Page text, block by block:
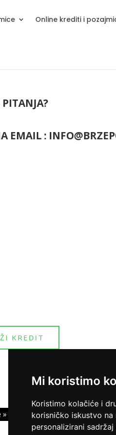
Mi koristimo
Koristimo kolačiće i
korisničko iskustvo
personalizirani
Online krediti i
EMAIL :
KREDIT
» Kontakt